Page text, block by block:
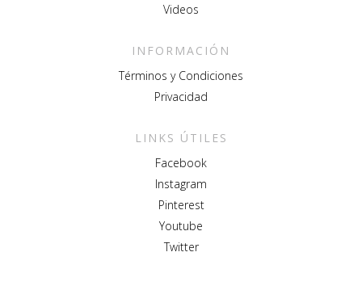
Videos
INFORMACIÓN
Términos y Condiciones
Privacidad
LINKS ÚTILES
Facebook
Instagram
Pinterest
Youtube
Twitter